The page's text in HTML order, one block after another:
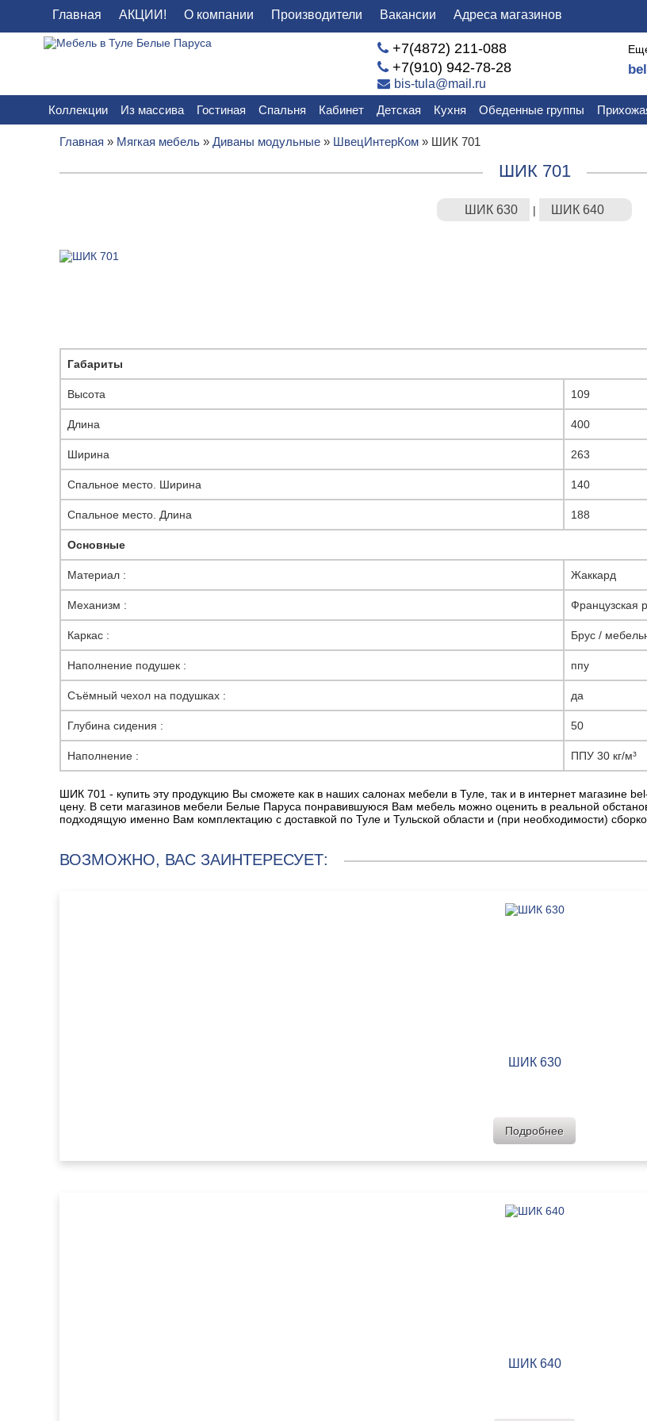
Главная АКЦИИ! О компании Производители Вакансии Адреса магазинов
+7(4872) 211-088
+7(910) 942-78-28
bis-tula@mail.ru
Коллекции Из массива Гостиная Спальня Кабинет Детская Кухня Обеденные группы
Главная » Мягкая мебель »Диваны модульные » ШвецИнтерКом » ШИК 701
ШИК 701
ШИК 630 | ШИК 640
Габариты
Высота 109
Длина 400
Ширина 263
Спальное место. Ширина 140
Спальное место. Длина 188
Основные
Материал : Жаккард
Механизм : Французская
Каркас : Брус /
Наполнение подушек : ппу
Съёмный чехол на подушках : да
Глубина сидения : 50
Наполнение : ППУ 30 кг/м³
ШИК 701 - купить эту продукцию Вы сможете как в наших салонах мебели в Туле, так и в интернет магазине
цену. В сети магазинов мебели Белые Паруса понравившуюся Вам мебель можно оценить в реальной
подходящую именно Вам комплектацию с доставкой по Туле и Тульской области и (при необходимости)
ВОЗМОЖНО, ВАС ЗАИНТЕРЕСУЕТ:
ШИК 630
Подробнее
ШИК 640